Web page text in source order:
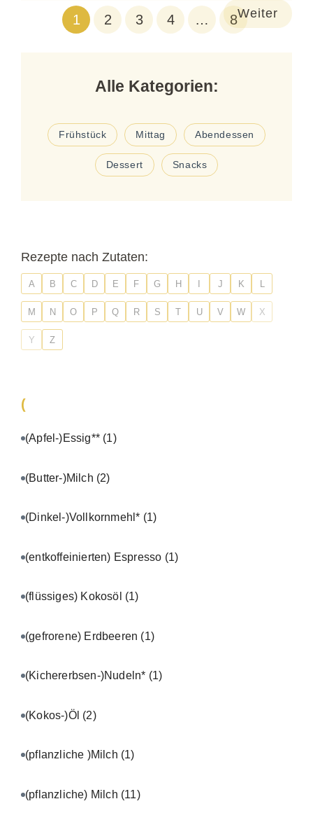
1 2 3 4 … 8Weiter
Alle Kategorien:
Frühstück Mittag Abendessen
Dessert Snacks
Rezepte nach Zutaten:
A B C D E F G H J K
M N O P Q R S T U V W X
Y Z
(
(Apfel-)Essig** (1)
(Butter-)Milch (2)
(Dinkel-)Vollkornmehl* (1)
(entkoffeinierten) Espresso (1)
(flüssiges) Kokosöl (1)
(gefrorene) Erdbeeren (1)
(Kichererbsen-)Nudeln* (1)
(Kokos-)Öl (2)
(pflanzliche )Milch (1)
(pflanzliche) Milch (11)